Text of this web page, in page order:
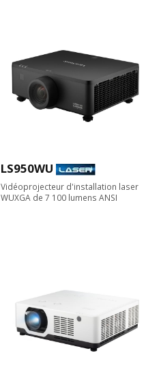
LS950WU
Vidéoprojecteur d'installation laser
WUXGA de 7 100 lumens ANSI